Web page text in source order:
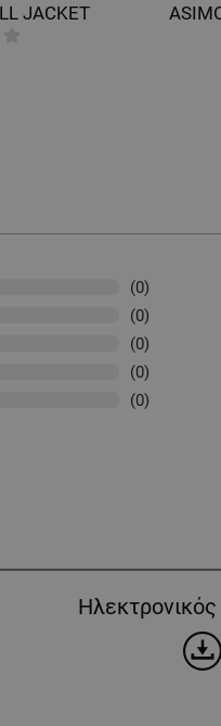
JACKET
(0)
(0)
(0)
(0)
(0)